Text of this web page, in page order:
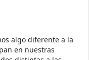
algo diferente a la
en nuestras